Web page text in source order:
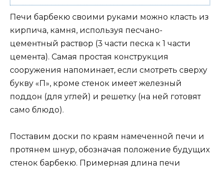
Печи барбекю своими руками можно класть из
кирпича, камня, используя песчано-
цементный раствор (3 части песка к 1 части
цемента). Самая простая конструкция
сооружения напоминает, если смотреть сверху
букву «П», кроме стенок имеет железный
поддон (для углей) и решетку (на ней готовят
само блюдо).
Поставим доски по краям намеченной печи и
протянем шнур, обозначая положение будущих
стенок барбекю. Примерная длина печи